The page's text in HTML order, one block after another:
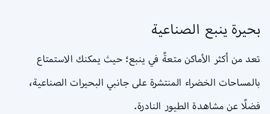
بحيرة ينبع الصناعية
تعد من أكثر الأماكن متعةً في ينبع؛ حيث يمكنك الاستمتاع
بالمساحات الخضراء المنتشرة على جانبي البحيرات الصناعية،
فضلًا عن مشاهدة الطيور النادرة.